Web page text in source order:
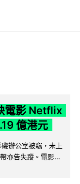
電影 Netflix
億港元
辦公室被竊，未上
亦告失蹤。電影...